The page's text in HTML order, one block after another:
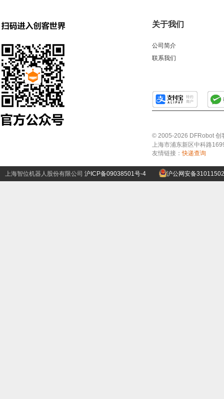
关于我们
公司简介
联系我们
© 2005-2026 DFRobot 创
上海市浦东新区中科路
友情链接：快递查询
上海智位机器人股份有限公司 沪ICP备09038501号-4 沪公网安备